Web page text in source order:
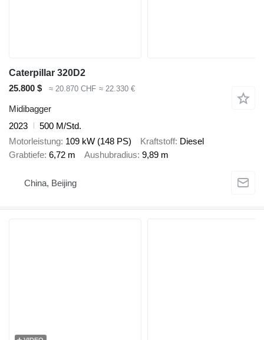
Caterpillar 320D2
25.800 $
≈ 20.870 CHF ≈ 22.330 €
Midibagger
2023
500 M/Std.
Motorleistung 109 kW (148 PS) Kraftstoff Diesel
Grabtiefe 6,72 m Aushubradius 9,89 m
China, Beijing